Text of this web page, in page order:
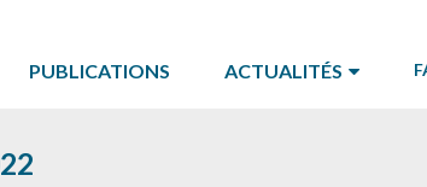
PUBLICATIONS ACTUALITÉS